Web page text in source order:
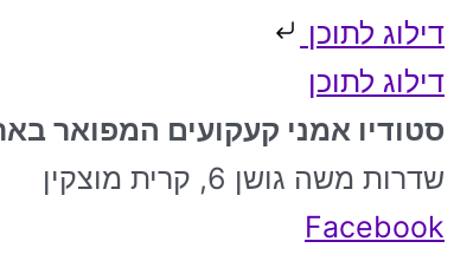
דילוג לתוכן
דילוג לתוכן
סטודיו אמני קעקועים המפואר
שדרות משה גושן 6, קרית מוצקין
Facebook